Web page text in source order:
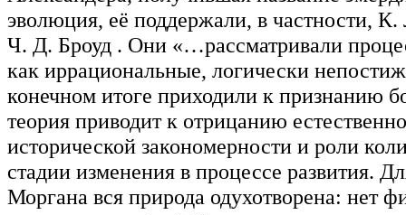
эволюция, её поддержали, в частности,
Ч. Д. Броуд . Они «…рассматривали
как иррациональные, логически
конечном итоге приходили к признанию
теория приводит к отрицанию
исторической закономерности и роли
стадии изменения в процессе развития.
Моргана вся природа одухотворена: нет